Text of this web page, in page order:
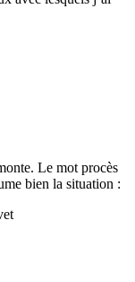
Le mot procès
bien la situation :